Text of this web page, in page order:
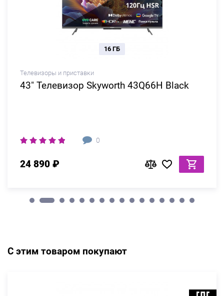
Телевизоры и приставки
43" Телевизор Skyworth 43Q66H Black
0
16 ГБ
24 890 ₽
С этим товаром покупают